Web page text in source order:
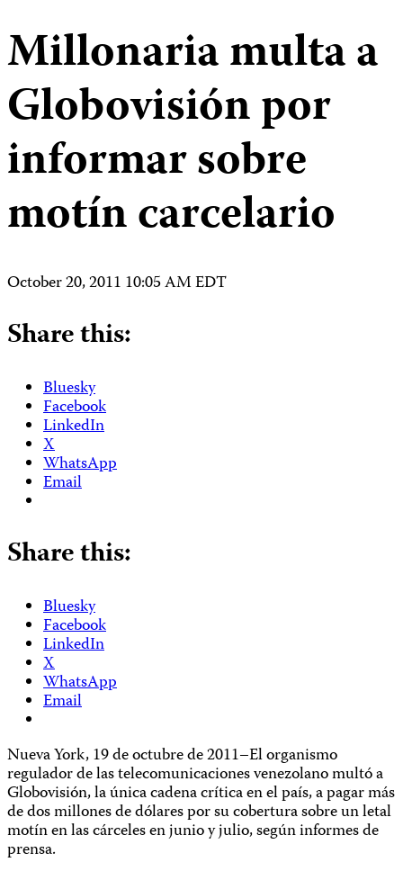
Millonaria multa a
Globovisión por
informar sobre
motín carcelario
October 20, 2011 10:05 AM EDT
Share this:
Bluesky
Facebook
LinkedIn
X
WhatsApp
Email
Share this:
Bluesky
Facebook
LinkedIn
X
WhatsApp
Email
Nueva York, 19 de octubre de 2011–El organismo
regulador de las telecomunicaciones venezolano multó a
Globovisión, la única cadena crítica en el país, a pagar más
de dos millones de dólares por su cobertura sobre un letal
motín en las cárceles en junio y julio, según informes de
prensa.